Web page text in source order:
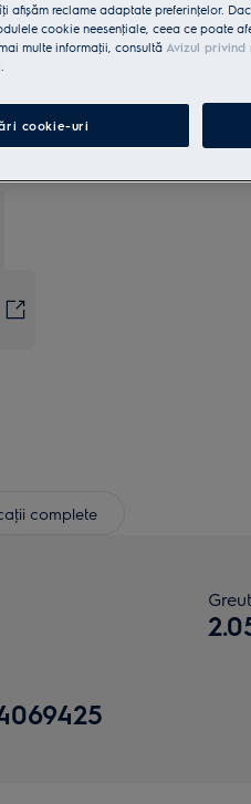
Retragere în 14 zile
complete
afișăm reclame adaptate preferinţelor.
cookie neesenţiale, ceea ce poate
multe informaţii, consultăAvizul privind
.
cookie-uri